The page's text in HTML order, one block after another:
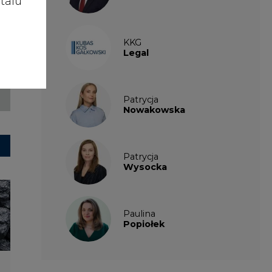
KKG
Legal
Patrycja
Nowakowska
Patrycja
Wysocka
Paulina
Popiołek